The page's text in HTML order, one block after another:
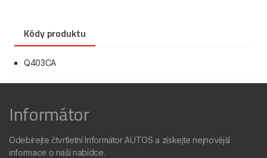
Kódy produktu
Q403CA
Informátor
Odebírejte čtvrtletní Informátor AUTOS a získejte nejnovější
informace o naší nabídce.